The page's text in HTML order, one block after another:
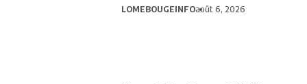
LOMEBOUGEINFOaoût 6, 2026